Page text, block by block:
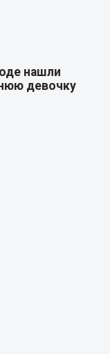
нашли
девочку